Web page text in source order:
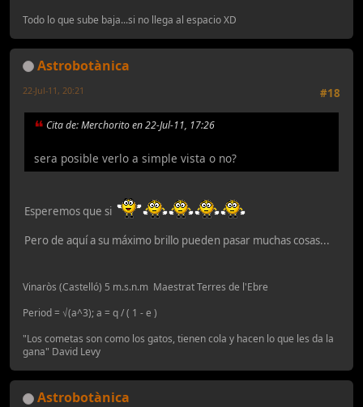
Todo lo que sube baja...si no llega al espacio XD
Astrobotànica
#18
22-Jul-11, 20:21
Cita de: Merchorito en 22-Jul-11, 17:26
sera posible verlo a simple vista o no?
Esperemos que si
Pero de aquí a su máximo brillo pueden pasar muchas cosas...
Vinaròs (Castelló) 5 m.s.n.m Maestrat Terres de l'Ebre
Period = √(a^3); a = q / ( 1 - e )
"Los cometas son como los gatos, tienen cola y hacen lo que les da la
gana" David Levy
Astrobotànica